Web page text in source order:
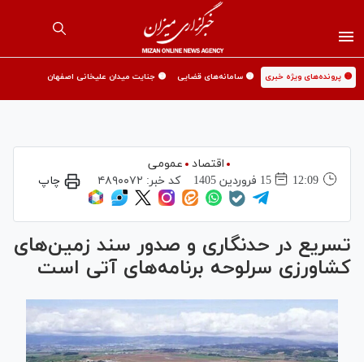
🟡 پرونده‌های ویژه خبری 🟡 سامانه‌های قضایی 🟡 جنایت میدان علیخانی اصفهان
اقتصاد
عمومی
12:09
15 فروردين 1405 کد خبر: ۴۸۹۰۰۷۲ چاپ
تسریع در حدنگاری و صدور سند زمین‌های
کشاورزی سرلوحه برنامه‌های آتی است